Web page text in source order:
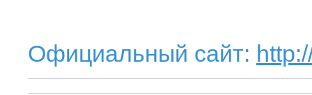
Официальный сайт: